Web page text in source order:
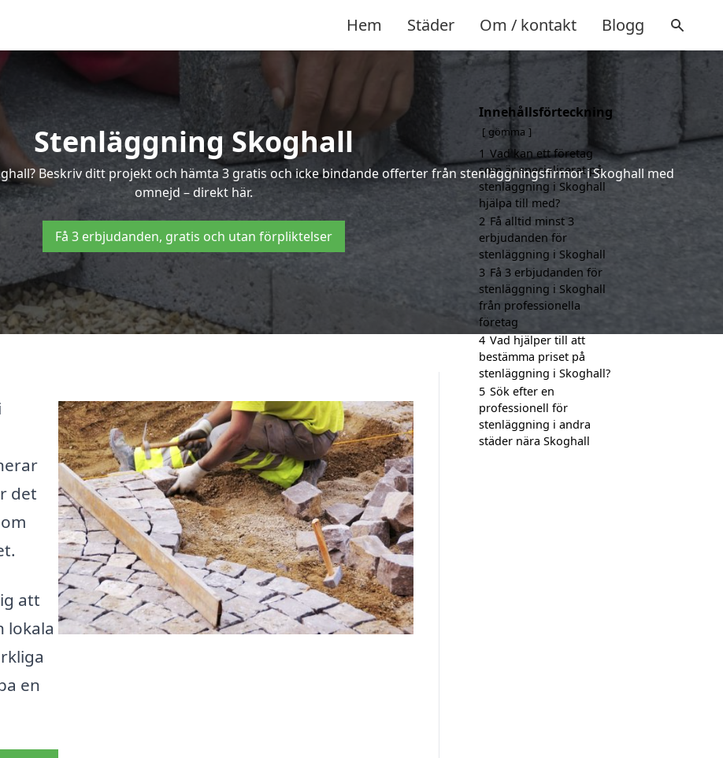
Hem Städer Om / kontakt Blogg
Stenläggning Skoghall
Beskriv ditt projekt och hämta 3 gratis och icke bindande offerter från stenläggningsfirmor i Skoghall med
omnejd – direkt här.
Få 3 erbjudanden, gratis och utan förpliktelser
det
att
lokala
en
Innehållsförteckning
gömma
1 Vad kan ett företag
som är specialiserat på
stenläggning i Skoghall
hjälpa till med?
2 Få alltid minst 3
erbjudanden för
stenläggning i Skoghall
3 Få 3 erbjudanden för
stenläggning i Skoghall
från professionella
företag
4 Vad hjälper till att
bestämma priset på
stenläggning i Skoghall?
5 Sök efter en
professionell för
stenläggning i andra
städer nära Skoghall